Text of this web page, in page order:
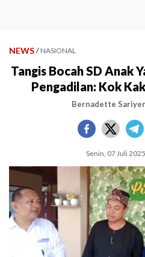
NEWS / NASIONAL
Tangis Bocah SD Anak
Pengadilan: Kok
Bernadette
Senin, 07 Juli